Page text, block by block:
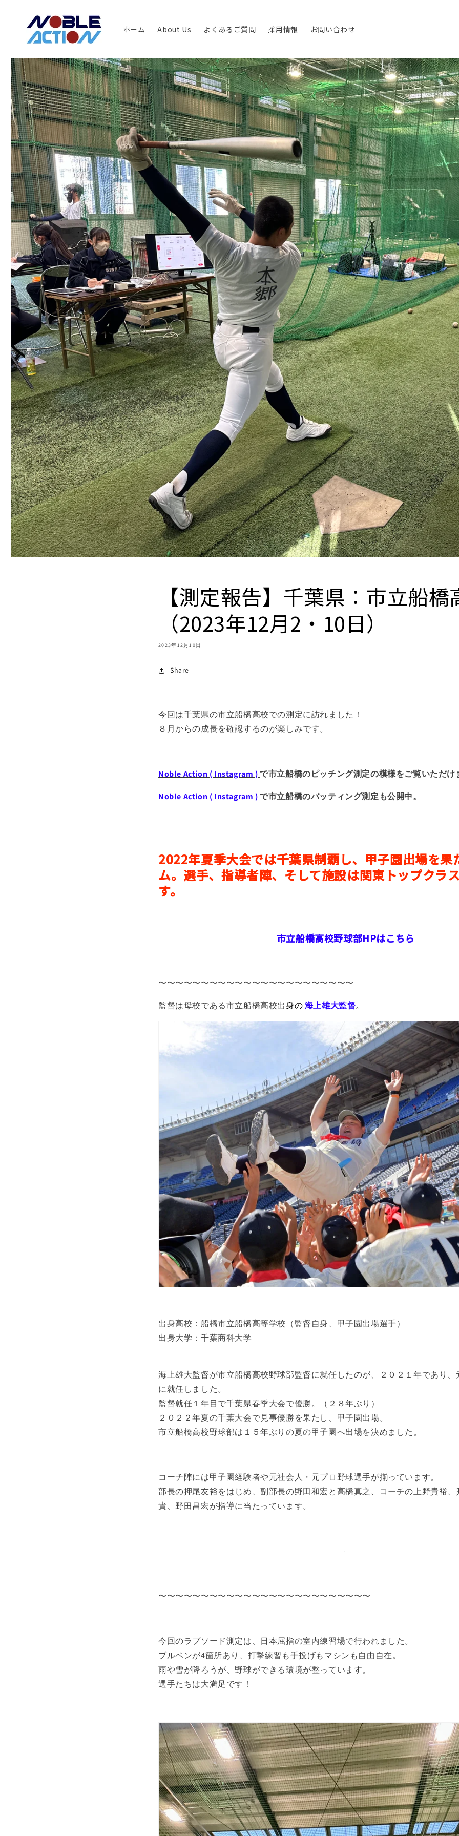
進む
ホーム About Us よくあるご質問 採用情報 お問い合わせ
【測定報告】千葉県：市立船橋
（2023年12月2・10日）
2023年12月10日
Share
今回は千葉県の市立船橋高校での測定に訪れました！
８月からの成長を確認するのが楽しみです。
Noble Action ( Instagram )で市立船橋のピッチング測定の模様をご覧いただけ
Noble Action ( Instagram )で市立船橋のバッティング測定も公開中。
2022年夏季大会では千葉県制覇し、甲子園出場を果
ム。選手、指導者陣、そして施設は関東トップクラ
す。
市立船橋高校野球部HPはこちら
〜〜〜〜〜〜〜〜〜〜〜〜〜〜〜〜〜〜〜〜〜〜〜
監督は母校である市立船橋高校出身の海上雄大監督。
出身高校：船橋市立船橋高等学校（監督自身、甲子園出場選手）
出身大学：千葉商科大学
海上雄大監督が市立船橋高校野球部監督に就任したのが、２０２１年であり
に就任しました。
監督就任１年目で千葉県春季大会で優勝。（２８年ぶり）
２０２２年夏の千葉大会で見事優勝を果たし、甲子園出場。
市立船橋高校野球部は１５年ぶりの夏の甲子園へ出場を決めました。
コーチ陣には甲子園経験者や元社会人・元プロ野球選手が揃っています。
部長の押尾友裕をはじめ、副部長の野田和宏と高橋真之、コーチの上野貴裕
貴、野田昌宏が指導に当たっています。
〜〜〜〜〜〜〜〜〜〜〜〜〜〜〜〜〜〜〜〜〜〜〜〜〜
今回のラプソード測定は、日本屈指の室内練習場で行われました。
ブルペンが4箇所あり、打撃練習も手投げもマシンも自由自在。
雨や雪が降ろうが、野球ができる環境が整っています。
選手たちは大満足です！